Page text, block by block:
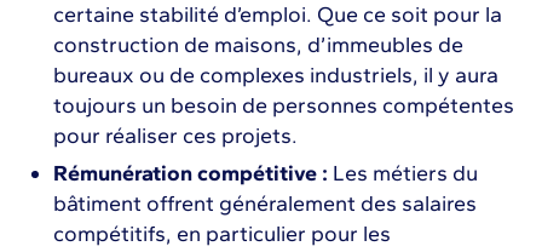
certaine stabilité d’emploi. Que ce soit pour la
construction de maisons, d’immeubles de
bureaux ou de complexes industriels, il y aura
toujours un besoin de personnes compétentes
pour réaliser ces projets.
Rémunération compétitive : Les métiers du
bâtiment offrent généralement des salaires
compétitifs, en particulier pour les